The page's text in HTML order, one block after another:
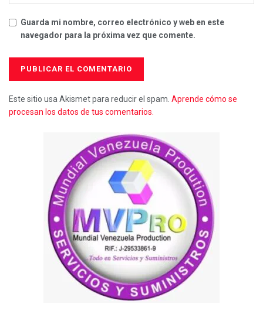
Guarda mi nombre, correo electrónico y web en este
navegador para la próxima vez que comente.
Este sitio usa Akismet para reducir el spam. Aprende cómo se
procesan los datos de tus comentarios.